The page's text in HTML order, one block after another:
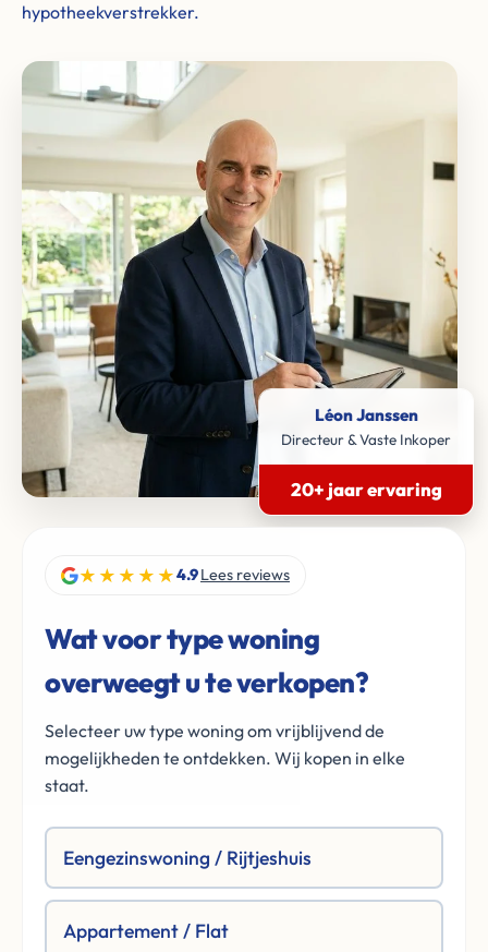
hypotheekverstrekker.
Léon Janssen
Directeur & Vaste Inkoper
20+ jaar ervaring
★★★★★4.9Lees reviews
Wat voor type woning
overweegt u te verkopen?
Selecteer uw type woning om vrijblijvend de
mogelijkheden te ontdekken. Wij kopen in elke
staat.
Eengezinswoning / Rijtjeshuis
Appartement / Flat